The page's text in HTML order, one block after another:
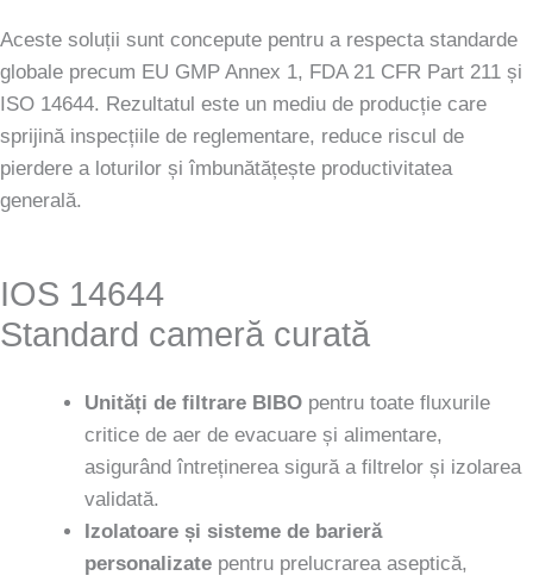
Aceste soluții sunt concepute pentru a respecta standarde
globale precum EU GMP Annex 1, FDA 21 CFR Part 211 și
ISO 14644. Rezultatul este un mediu de producție care
sprijină inspecțiile de reglementare, reduce riscul de
pierdere a loturilor și îmbunătățește productivitatea
generală.
IOS 14644
Standard cameră curată
Unități de filtrare BIBO pentru toate fluxurile
critice de aer de evacuare și alimentare,
asigurând întreținerea sigură a filtrelor și izolarea
validată.
Izolatoare și sisteme de barieră
personalizate pentru prelucrarea aseptică,